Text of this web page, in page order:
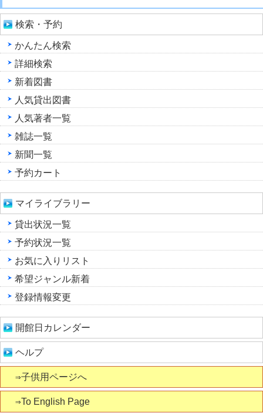
検索・予約
かんたん検索
詳細検索
新着図書
人気貸出図書
人気著者一覧
雑誌一覧
新聞一覧
予約カート
マイライブラリー
貸出状況一覧
予約状況一覧
お気に入りリスト
希望ジャンル新着
登録情報変更
開館日カレンダー
ヘルプ
⇒子供用ページへ
⇒To English Page